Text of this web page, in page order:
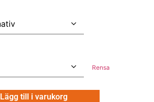
Rensa
Lägg till i varukorg